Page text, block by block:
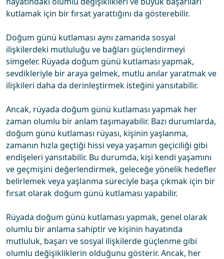
kutlamak için bir fırsat yarattığını da gösterebilir.
Doğum günü kutlaması aynı zamanda sosyal
ilişkilerdeki mutluluğu ve bağları güçlendirmeyi
simgeler. Rüyada doğum günü kutlaması yapmak,
sevdikleriyle bir araya gelmek, mutlu anılar yaratmak ve
ilişkileri daha da derinleştirmek isteğini yansıtabilir.
Ancak, rüyada doğum günü kutlaması yapmak her
zaman olumlu bir anlam taşımayabilir. Bazı durumlarda,
doğum günü kutlaması rüyası, kişinin yaşlanma,
zamanın hızla geçtiği hissi veya yaşamın geçiciliği gibi
endişeleri yansıtabilir. Bu durumda, kişi kendi yaşamını
ve geçmişini değerlendirmek, geleceğe yönelik hedefler
belirlemek veya yaşlanma süreciyle başa çıkmak için bir
fırsat olarak doğum günü kutlaması yapabilir.
Rüyada doğum günü kutlaması yapmak, genel olarak
olumlu bir anlama sahiptir ve kişinin hayatında
mutluluk, başarı ve sosyal ilişkilerde güçlenme gibi
olumlu değişikliklerin olduğunu gösterir. Ancak, her